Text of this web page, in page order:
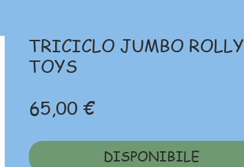
TRICICLO JUMBO ROLLY
TOYS
65,00 €Prezzo
DISPONIBILE